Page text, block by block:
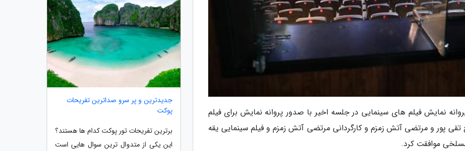
نمایش فیلم های سینمایی در جلسه اخیر با صدور پروانه نمایش برای فیلم
پور و مرتضی آتش زمزم و کارگردانی مرتضی آتش زمزم و فیلم سینمایی یقه
موافقت کرد.
جدیدترین و پر سرو صداترین تفریحات
پوکت
برترین تفریحات تور پوکت کدام ها هستند؟
این یکی از متدوال ترین سوال هایی است